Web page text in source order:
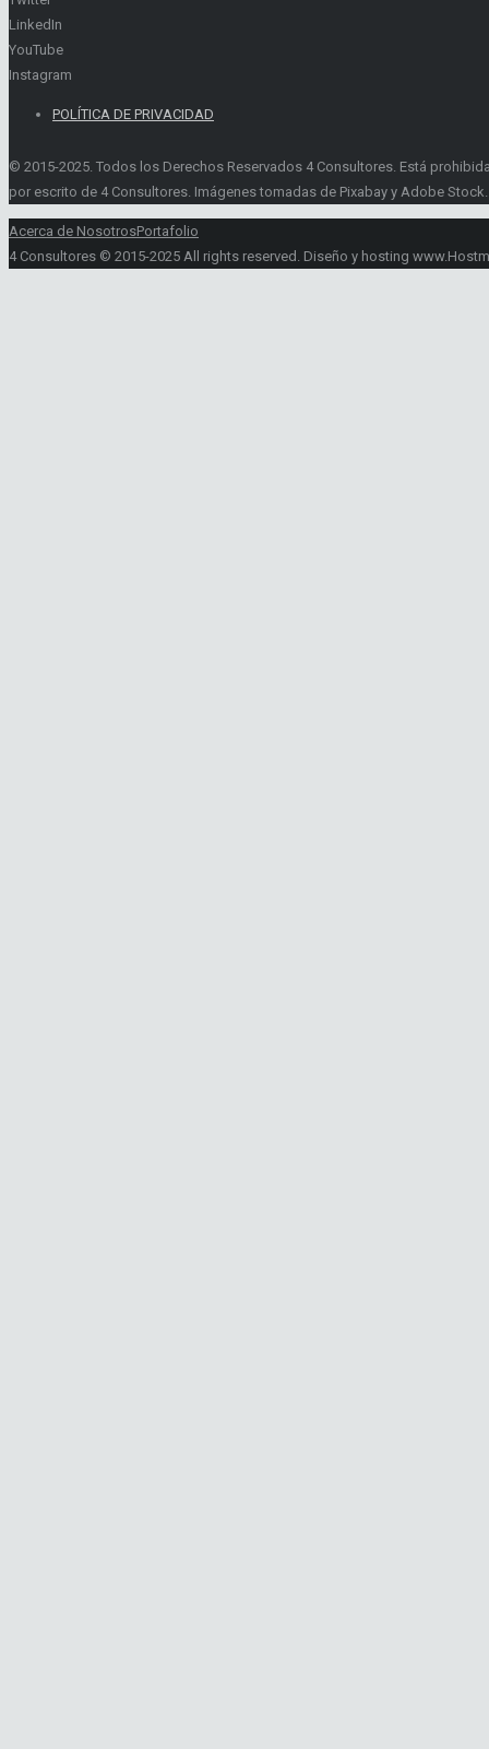
LinkedIn
YouTube
Instagram
POLÍTICA DE PRIVACIDAD
© 2015-2025. Todos los Derechos Reservados 4 Consultores. Está
por escrito de 4 Consultores. Imágenes tomadas de Pixabay y Adobe Stock.
Acerca de NosotrosPortafolio
4 Consultores © 2015-2025 All rights reserved. Diseño y hosting